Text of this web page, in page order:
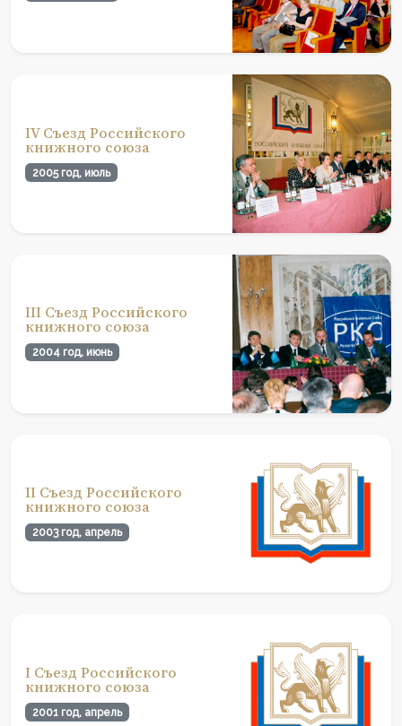
IV Съезд Российского
книжного союза
2005 год, июль
III Съезд Российского
книжного союза
2004 год, июнь
II Съезд Российского
книжного союза
2003 год, апрель
I Съезд Российского
книжного союза
2001 год, апрель